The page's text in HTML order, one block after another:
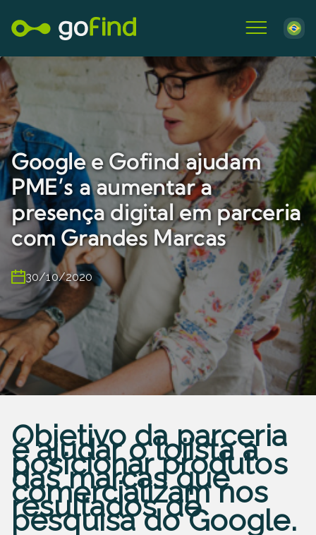
Google e Gofind ajudam
PME’s a aumentar a
presença digital em parceria
com Grandes Marcas
30/10/2020
Objetivo da parceria
é ajudar o lojista a
posicionar produtos
das marcas que
comercializam nos
resultados de
pesquisa do Google.